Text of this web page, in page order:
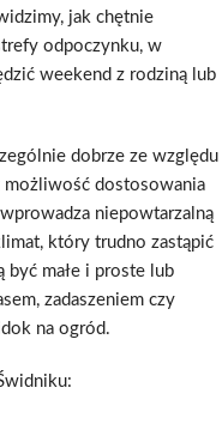
jak chętnie
odpoczynku, w
weekend z rodziną lub
dobrze ze względu
możliwość dostosowania
niepowtarzalną
który trudno zastąpić
być małe i proste lub
zadaszeniem czy
na ogród.